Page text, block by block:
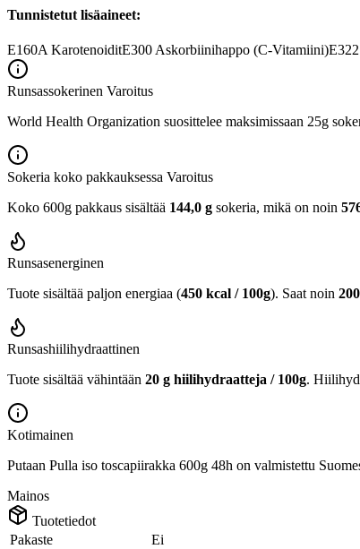
Tunnistetut lisäaineet:
E160A KarotenoiditE300 Askorbiinihappo (C-Vitamiini)E322
Runsassokerinen Varoitus
World Health Organization suosittelee maksimissaan 25g
Sokeria koko pakkauksessa Varoitus
Koko 600g pakkaus sisältää 144,0 g sokeria, mikä on noin
Runsasenerginen
Tuote sisältää paljon energiaa (450 kcal / 100g). Saat noin
Runsashiilihydraattinen
Tuote sisältää vähintään 20 g hiilihydraatteja / 100g.
Kotimainen
Putaan Pulla iso toscapiirakka 600g 48h on valmistettu
Mainos
Tuotetiedot
Pakaste
Ei